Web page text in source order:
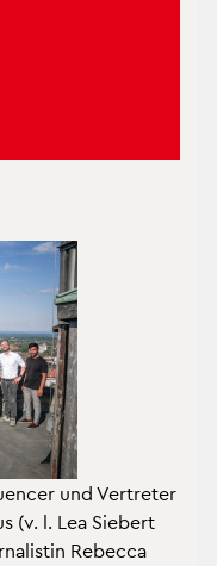
und Ver­tre­ter
(v. l. Lea Sie­bert
Re­bec­ca